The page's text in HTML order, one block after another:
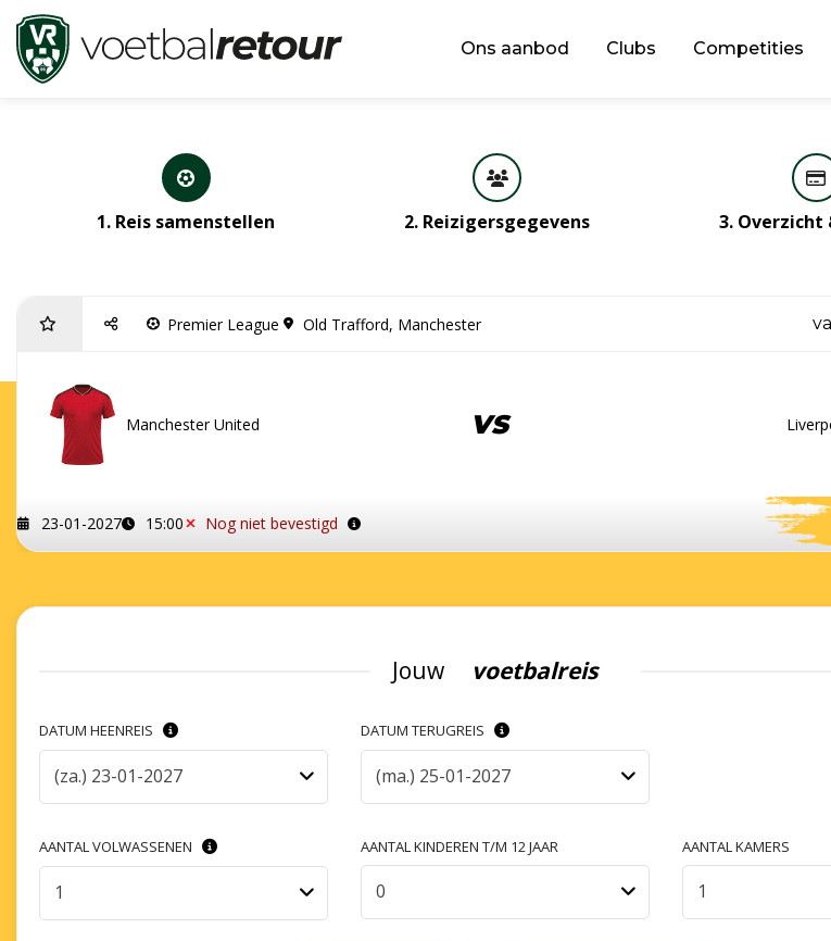
Ons aanbod Clubs Competities
1. Reis samenstellen 2. Reizigersgegevens 3. Overzicht
Premier League Old Trafford, Manchester
Manchester United VS
23-01-2027 15:00 Nog niet bevestigd
Jouw voetbalreis
DATUM HEENREIS
(za.) 23-01-2027
DATUM TERUGREIS
(ma.) 25-01-2027
AANTAL VOLWASSENEN
1
AANTAL KINDEREN T/M 12 JAAR
0
AANTAL KAMERS
1